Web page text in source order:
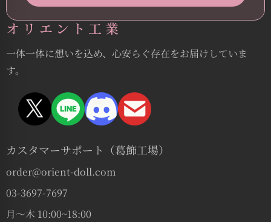
オリエント工業
一体一体に想いを込め、心安らぐ存在をお届けしていま
す。
カスタマーサポート（葛飾工場）
order@orient-doll.com
03-3697-7697
月〜木 10:00~18:00